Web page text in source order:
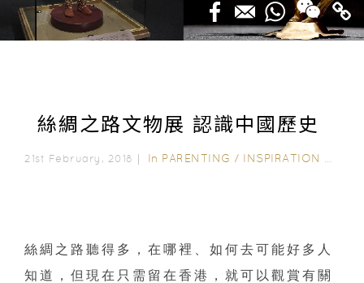
絲綢之路文物展 認識中國歷史
21st February, 2018｜ In PARENTING / INSPIRATION & LIFESTYLE
絲綢之路聽得多，在哪裡、如何去可能好多人
知道， 但現在只需留在香港， 就可以觀賞有關